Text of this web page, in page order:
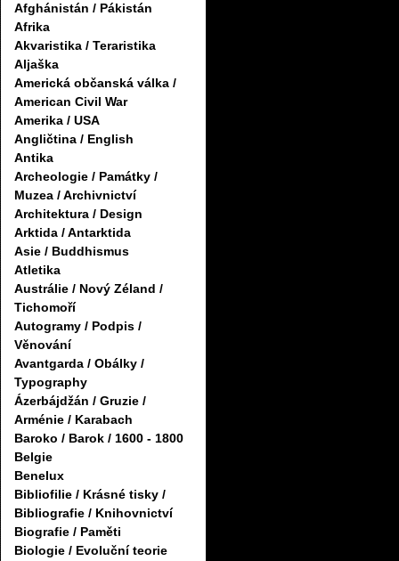
Afghánistán / Pákistán
Afrika
Akvaristika / Teraristika
Aljaška
Americká občanská válka /
American Civil War
Amerika / USA
Angličtina / English
Antika
Archeologie / Památky /
Muzea / Archivnictví
Architektura / Design
Arktida / Antarktida
Asie / Buddhismus
Atletika
Austrálie / Nový Zéland /
Tichomoří
Autogramy / Podpis /
Věnování
Avantgarda / Obálky /
Typography
Ázerbájdžán / Gruzie /
Arménie / Karabach
Baroko / Barok / 1600 - 1800
Belgie
Benelux
Bibliofilie / Krásné tisky /
Bibliografie / Knihovnictví
Biografie / Paměti
Biologie / Evoluční teorie